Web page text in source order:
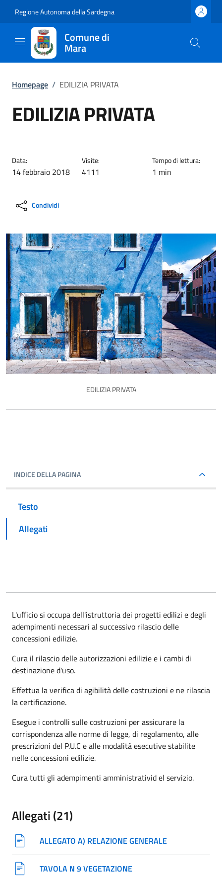
Regione Autonoma della Sardegna
Comune di
Mara
Homepage / EDILIZIA PRIVATA
EDILIZIA PRIVATA
Data:
14 febbraio 2018
Visite:
4111
Tempo di lettura:
1 min
Condividi
EDILIZIA PRIVATA
INDICE DELLA PAGINA
Testo
Allegati
L'ufficio si occupa dell'istruttoria dei progetti edilizi e degli
adempimenti necessari al successivo rilascio delle
concessioni edilizie.
Cura il rilascio delle autorizzazioni edilizie e i cambi di
destinazione d'uso.
Effettua la verifica di agibilità delle costruzioni e ne rilascia
la certificazione.
Esegue i controlli sulle costruzioni per assicurare la
corrispondenza alle norme di legge, di regolamento, alle
prescrizioni del P.U.C e alle modalità esecutive stabilite
nelle concessioni edilizie.
Cura tutti gli adempimenti amministrativid el servizio.
Allegati (21)
ALLEGATO A) RELAZIONE GENERALE
TAVOLA N 9 VEGETAZIONE